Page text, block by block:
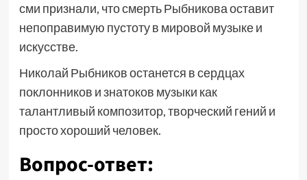
сми признали, что смерть Рыбникова оставит
непоправимую пустоту в мировой музыке и
искусстве.
Николай Рыбников останется в сердцах
поклонников и знатоков музыки как
талантливый композитор, творческий гений и
просто хороший человек.
Вопрос-ответ: